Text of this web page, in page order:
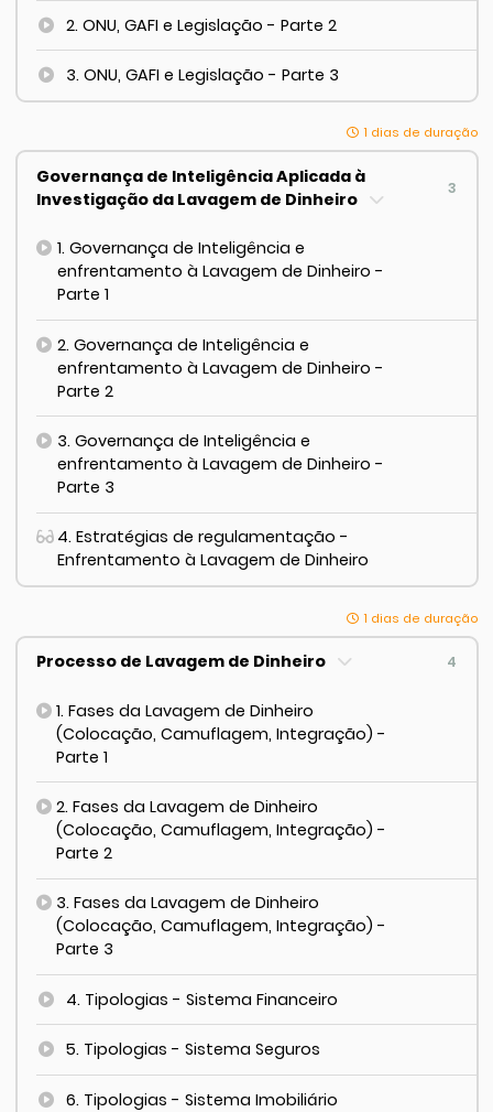
2. ONU, GAFI e Legislação - Parte 2
3. ONU, GAFI e Legislação - Parte 3
1 dias de duração
Governança de Inteligência Aplicada à
Investigação da Lavagem de Dinheiro
3
1. Governança de Inteligência e
enfrentamento à Lavagem de Dinheiro -
Parte 1
2. Governança de Inteligência e
enfrentamento à Lavagem de Dinheiro -
Parte 2
3. Governança de Inteligência e
enfrentamento à Lavagem de Dinheiro -
Parte 3
4. Estratégias de regulamentação -
Enfrentamento à Lavagem de Dinheiro
1 dias de duração
Processo de Lavagem de Dinheiro 4
1. Fases da Lavagem de Dinheiro
(Colocação, Camuflagem, Integração) -
Parte 1
2. Fases da Lavagem de Dinheiro
(Colocação, Camuflagem, Integração) -
Parte 2
3. Fases da Lavagem de Dinheiro
(Colocação, Camuflagem, Integração) -
Parte 3
4. Tipologias - Sistema Financeiro
5. Tipologias - Sistema Seguros
6. Tipologias - Sistema Imobiliário